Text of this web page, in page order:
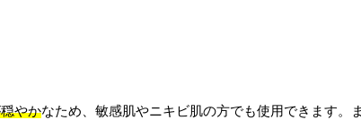
やかなため、敏感肌やニキビ肌の方でも使用できます。ま